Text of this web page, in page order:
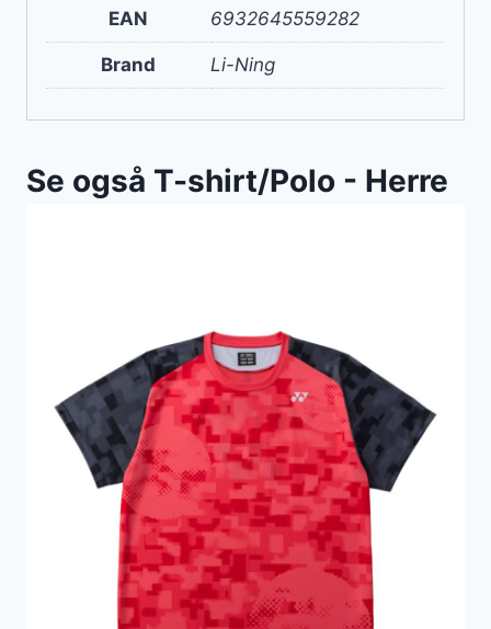
EAN 6932645559282
Brand Li-Ning
Se også T-shirt/Polo - Herre